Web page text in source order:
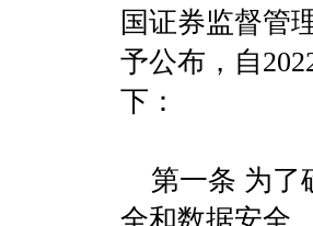
国证券监督管
予公布，自
下：
第一条 为了